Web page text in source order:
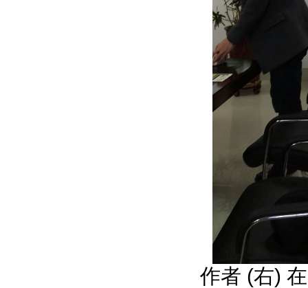
作者 (右)